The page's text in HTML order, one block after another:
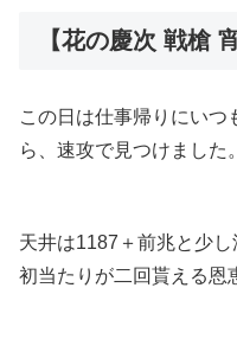
【花の慶次 戦槍
この日は仕事帰りにいつ
ら、速攻で見つけました。
天井は1187＋前兆と少
初当たりが二回貰える恩